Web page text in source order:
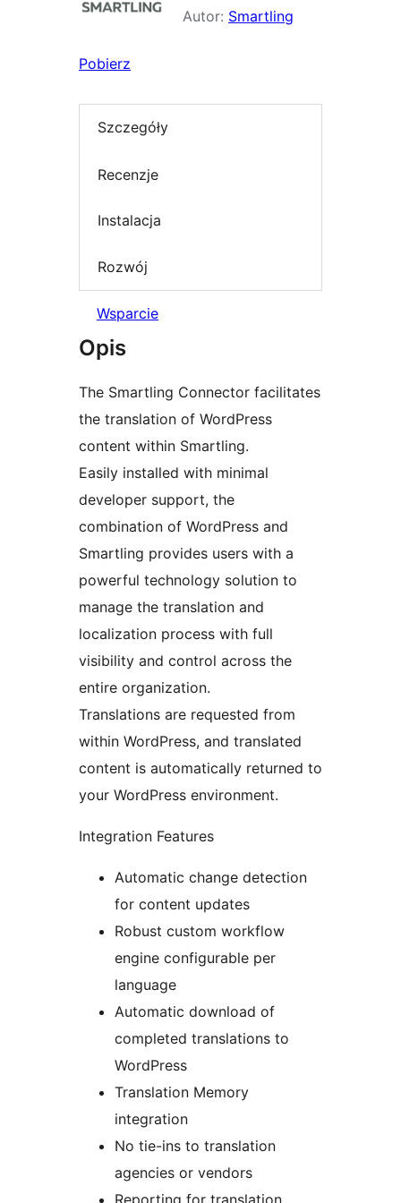
Autor: Smartling
Pobierz
Szczegóły
Recenzje
Instalacja
Rozwój
Wsparcie
Opis
The Smartling Connector facilitates
the translation of WordPress
content within Smartling.
Easily installed with minimal
developer support, the
combination of WordPress and
Smartling provides users with a
powerful technology solution to
manage the translation and
localization process with full
visibility and control across the
entire organization.
Translations are requested from
within WordPress, and translated
content is automatically returned to
your WordPress environment.
Integration Features
Automatic change detection
for content updates
Robust custom workflow
engine configurable per
language
Automatic download of
completed translations to
WordPress
Translation Memory
integration
No tie-ins to translation
agencies or vendors